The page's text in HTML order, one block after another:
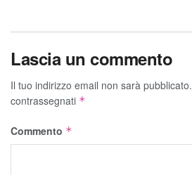
Lascia un commento
Il tuo indirizzo email non sarà pubblicato.
contrassegnati *
Commento *